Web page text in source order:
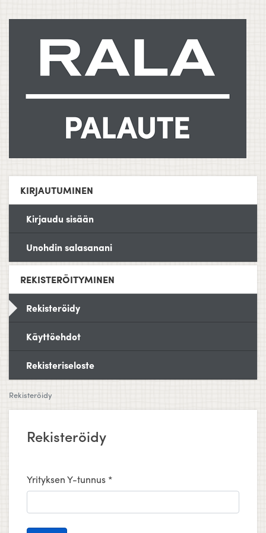
KIRJAUTUMINEN
Kirjaudu sisään
Unohdin salasanani
REKISTERÖITYMINEN
Rekisteröidy
Käyttöehdot
Rekisteriseloste
Rekisteröidy
Rekisteröidy
Yrityksen Y-tunnus *